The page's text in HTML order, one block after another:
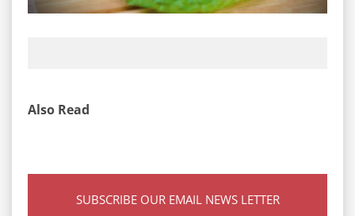
Also Read
SUBSCRIBE OUR EMAIL NEWS LETTER